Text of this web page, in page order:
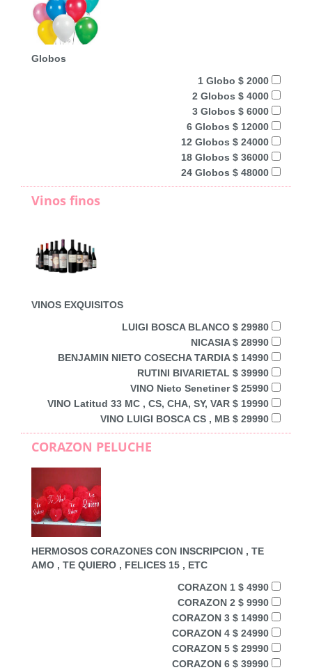
Globos
1 Globo $ 2000
2 Globos $ 4000
3 Globos $ 6000
6 Globos $ 12000
12 Globos $ 24000
18 Globos $ 36000
24 Globos $ 48000
Vinos finos
VINOS EXQUISITOS
LUIGI BOSCA BLANCO $ 29980
NICASIA $ 28990
BENJAMIN NIETO COSECHA TARDIA $ 14990
RUTINI BIVARIETAL $ 39990
VINO Nieto Senetiner $ 25990
VINO Latitud 33 MC , CS, CHA, SY, VAR $ 19990
VINO LUIGI BOSCA CS , MB $ 29990
CORAZON PELUCHE
HERMOSOS CORAZONES CON INSCRIPCION , TE
AMO , TE QUIERO , FELICES 15 , ETC
CORAZON 1 $ 4990
CORAZON 2 $ 9990
CORAZON 3 $ 14990
CORAZON 4 $ 24990
CORAZON 5 $ 29990
CORAZON 6 $ 39990